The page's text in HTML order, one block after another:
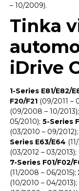
– 10/2009).
Tinka
iDrive
1-Series E81/E82/
F20/F21 (09/2011 –
(09/2008 – 10/2013);
05/2010); 5-Series
(03/2010 – 09/2012);
Series E63/E64
(03/2012 – 03/2013);
7-Series F01/F02/
(11/2008 – 06/2015);
(10/2010 – 04/2013);